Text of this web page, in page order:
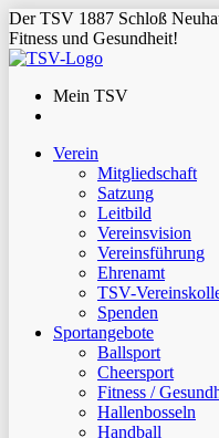
Der TSV 1887 Schloß
Fitness und Gesundheit!
Mein TSV
Verein
Mitgliedschaft
Satzung
Leitbild
Vereinsvision
Vereinsführung
Ehrenamt
TSV-
Spenden
Sportangebote
Ballsport
Cheersport
Fitness /
Hallenbosseln
Handball